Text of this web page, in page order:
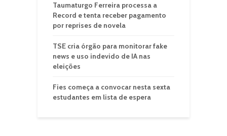
Taumaturgo Ferreira processa a
Record e tenta receber pagamento
por reprises de novela
TSE cria órgão para monitorar fake
news e uso indevido de IA nas
eleições
Fies começa a convocar nesta sexta
estudantes em lista de espera